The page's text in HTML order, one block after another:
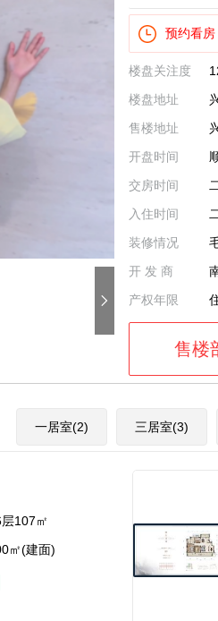
预约看
楼盘关注度
楼盘地址
售楼地址
开盘时间
交房时间
入住时间
装修情况
开 发 商
产权年限
售楼
一居室(2) 三居室(3)
107㎡
㎡(建面)